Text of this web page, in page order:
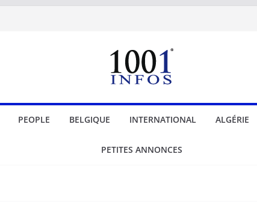
PEOPLE BELGIQUE INTERNATIONAL ALGÉRIE
PETITES ANNONCES